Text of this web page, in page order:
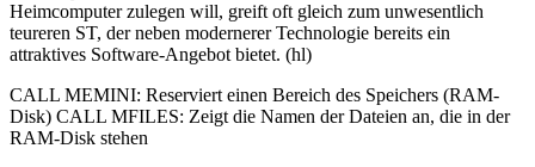
Heimcomputer zulegen will, greift oft gleich zum unwesentlich
teureren ST, der neben modernerer Technologie bereits ein
attraktives Software-Angebot bietet. (hl)
CALL MEMINI: Reserviert einen Bereich des Speichers (RAM-
Disk) CALL MFILES: Zeigt die Namen der Dateien an, die in der
RAM-Disk stehen